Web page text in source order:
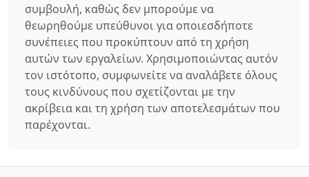
συμβουλή, καθώς δεν μπορούμε να
θεωρηθούμε υπεύθυνοι για οποιεσδήποτε
συνέπειες που προκύπτουν από τη χρήση
αυτών των εργαλείων. Χρησιμοποιώντας αυτόν
τον ιστότοπο, συμφωνείτε να αναλάβετε όλους
τους κινδύνους που σχετίζονται με την
ακρίβεια και τη χρήση των αποτελεσμάτων που
παρέχονται.